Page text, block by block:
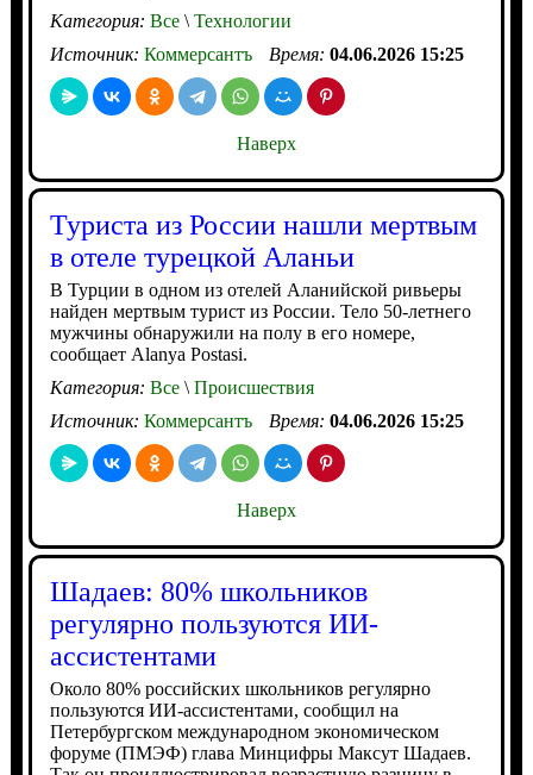
Категория: Все\Технологии
Источник: Коммерсантъ Время: 04.06.2026 15:25
Наверх
Туриста из России нашли мертвым
в отеле турецкой Аланьи
В Турции в одном из отелей Аланийской ривьеры
найден мертвым турист из России. Тело 50-летнего
мужчины обнаружили на полу в его номере,
сообщает Alanya Postasi.
Категория: Все\Происшествия
Источник: Коммерсантъ Время: 04.06.2026 15:25
Наверх
Шадаев: 80% школьников
регулярно пользуются ИИ-
ассистентами
Около 80% российских школьников регулярно
пользуются ИИ-ассистентами, сообщил на
Петербургском международном экономическом
форуме (ПМЭФ) глава Минцифры Максут Шадаев.